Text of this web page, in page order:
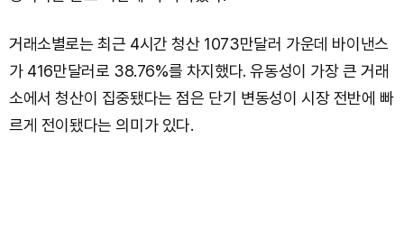
거래소별로는 최근 4시간 청산 1073만달러 가운데 바이낸스
가 416만달러로 38.76%를 차지했다. 유동성이 가장 큰 거래
소에서 청산이 집중됐다는 점은 단기 변동성이 시장 전반에 빠
르게 전이됐다는 의미가 있다.